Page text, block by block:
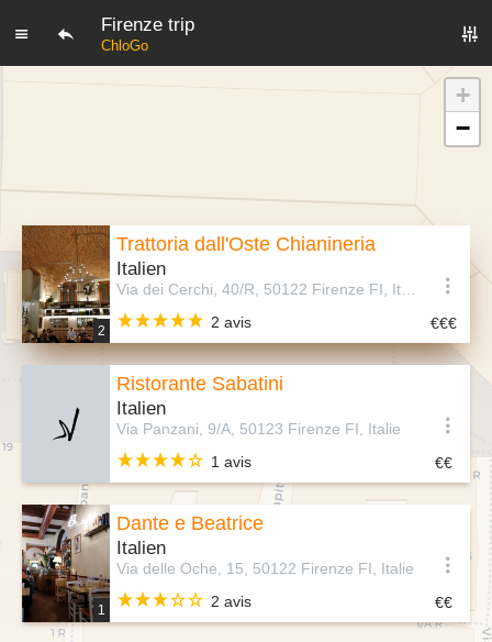
Firenze trip
ChloGo
2
Trattoria dall'Oste Chianineria
Italien
2 avis
Ristorante Sabatini
Italien
Via Panzani, 9/A, 50123 Firenze FI, Italie
1 avis
1
Dante e Beatrice
Italien
Via delle Oche, 15, 50122 Firenze FI, Italie
2 avis
+
−